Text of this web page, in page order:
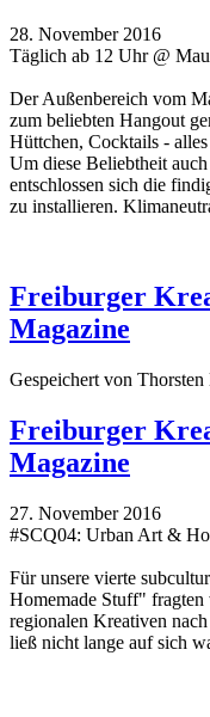
28. November 2016
Täglich ab 12 Uhr @
Der Außenbereich vom
zum beliebten Hangout
Hüttchen, Cocktails - alles
Um diese Beliebtheit
entschlossen sich die
zu installieren.
Freiburger
Magazine
Gespeichert von Thorsten
Freiburger
Magazine
27. November 2016
#SCQ04: Urban Art &
Für unsere vierte
Homemade Stuff"
regionalen Kreativen
ließ nicht lange auf sich